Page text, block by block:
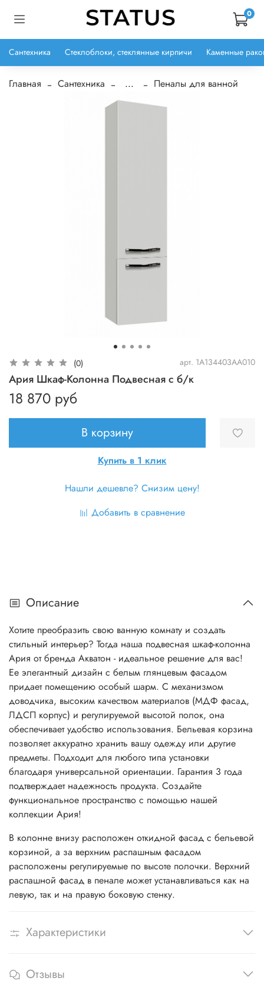
0
Сантехника Стеклоблоки, стеклянные кирпичи Каменные
Главная Сантехника ... Пеналы для ванной
(0) арт. 1A134403AA010
Ария Шкаф-Колонна Подвесная с б/к
18 870 руб
В корзину
Купить в 1 клик
Нашли дешевле? Снизим цену!
Добавить в сравнение
Описание
Хотите преобразить свою ванную комнату и создать
стильный интерьер? Тогда наша подвесная шкаф-колонна
Ария от бренда Акватон - идеальное решение для вас!
Ее элегантный дизайн с белым глянцевым фасадом
придает помещению особый шарм. С механизмом
доводчика, высоким качеством материалов (МДФ фасад,
ЛДСП корпус) и регулируемой высотой полок, она
обеспечивает удобство использования. Бельевая корзина
позволяет аккуратно хранить вашу одежду или другие
предметы. Подходит для любого типа установки
благодаря универсальной ориентации. Гарантия 3 года
подтверждает надежность продукта. Создайте
функциональное пространство с помощью нашей
коллекции Ария!
В колонне внизу расположен откидной фасад с бельевой
корзиной, а за верхним распашным фасадом
расположены регулируемые по высоте полочки. Верхний
распашной фасад в пенале может устанавливаться как на
левую, так и на правую боковую стенку.
Характеристики
Отзывы